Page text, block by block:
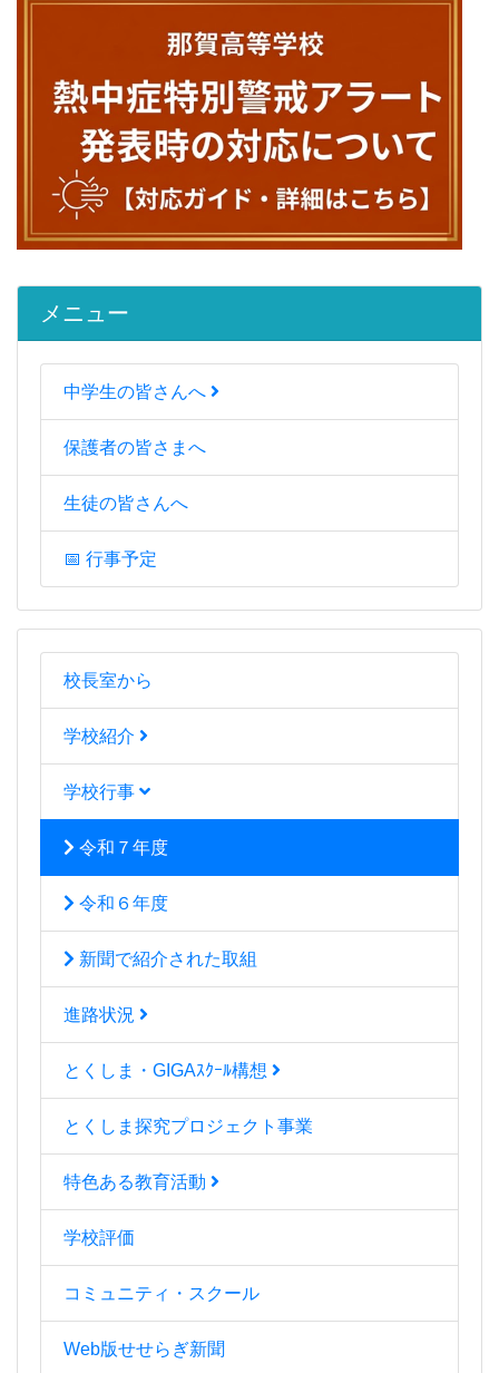
メニュー
中学生の皆さんへ
保護者の皆さまへ
生徒の皆さんへ
📅 行事予定
校長室から
学校紹介
学校行事
令和７年度
令和６年度
新聞で紹介された取組
進路状況
とくしま・GIGAｽｸｰﾙ構想
とくしま探究プロジェクト事業
特色ある教育活動
学校評価
コミュニティ・スクール
Web版せせらぎ新聞